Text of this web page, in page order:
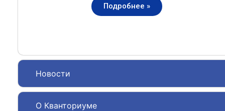
Новости
О Кванториуме
Подробнее »